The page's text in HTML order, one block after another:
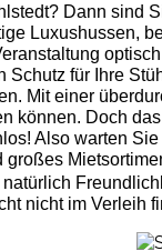
Dann sind
Luxushussen,
für Ihre
Mit einer
können. Doch
Also warten
großes
nicht im Verleih